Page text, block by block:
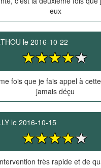
eux
le 2016-10-22
fois que je fais appel à
jamais déçu
le 2016-10-15
très rapide et de